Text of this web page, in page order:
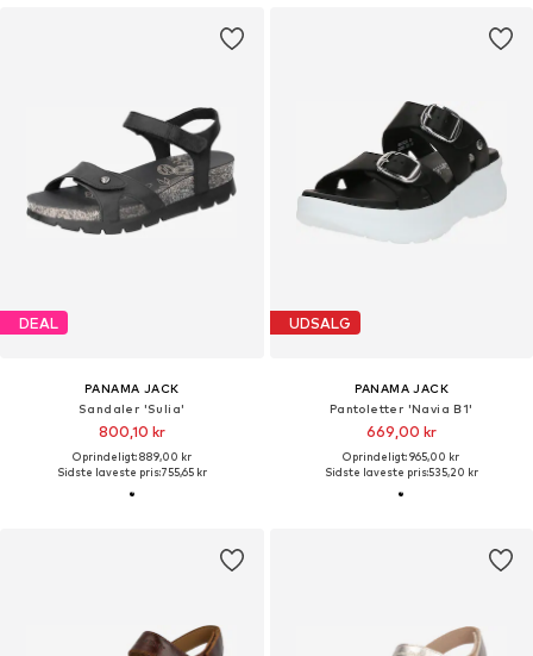
DEAL
PANAMA JACK
Sandaler 'Sulia'
800,10 kr
Oprindeligt: 889,00 kr
Sidste laveste pris:755,65 kr
UDSALG
PANAMA JACK
Pantoletter 'Navia B1'
669,00 kr
Oprindeligt: 965,00 kr
Sidste laveste pris:535,20 kr